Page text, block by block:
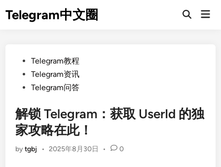
Telegram中文圈
Open
PostedTelegram教程
Telegram资讯
Telegram问答
解锁 Telegram：获取 UserId 的独
家攻略在此！
bytgbj • 2025年8月30日 • 0